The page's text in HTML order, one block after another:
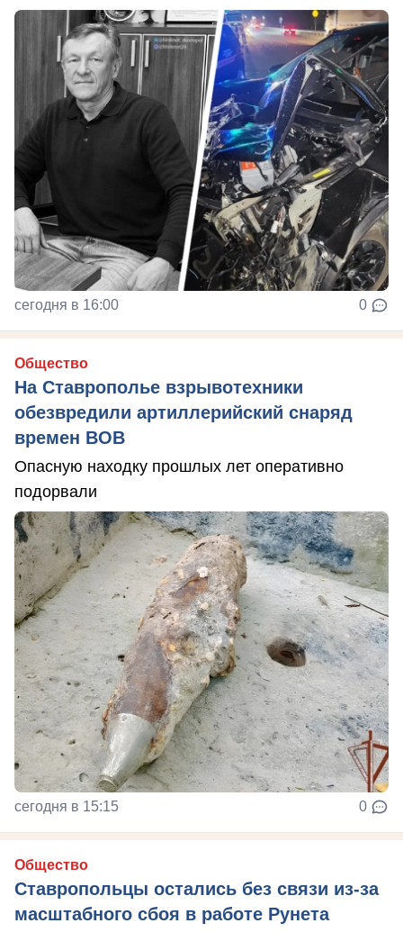
сегодня в 16:00 0
Общество
На Ставрополье взрывотехники
обезвредили артиллерийский снаряд
времен ВОВ
Опасную находку прошлых лет оперативно
подорвали
сегодня в 15:15 0
Общество
Ставропольцы остались без связи из-за
масштабного сбоя в работе Рунета